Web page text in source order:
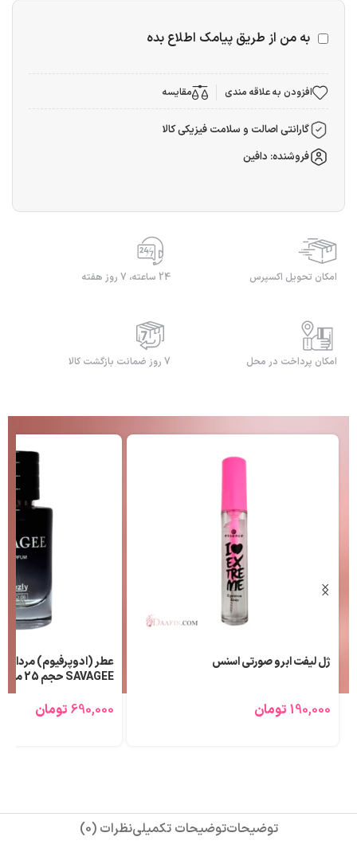
به من از طریق پیامک اطلاع بده
افزودن به علاقه مندی مقایسه
گارانتی اصالت و سلامت فیزیکی کالا
فروشنده: دافین
امکان تحویل اکسپرس 24 ساعته، 7 روز هفته
امکان پرداخت در محل 7 روز ضمانت بازگشت کالا
ژل لیفت ابرو صورتی اسنس
190,000 تومان
عطر (ادوپرفیوم) مردانه
SAVAGEE حجم 25 میلی لیتر
690,000 تومان
توضیحاتتوضیحات تکمیلینظرات (0)